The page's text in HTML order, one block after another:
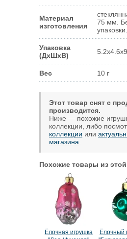
Материал
изготовления
75 мм.
упаковки.
Упаковка
(ДxШxВ)
Вес 10 г
Этот товар снят с
производится.
Ниже — похожие
коллекции, либо
коллекции или
магазина
Похожие товары из
Ёлочная игрушка
Ёлочный